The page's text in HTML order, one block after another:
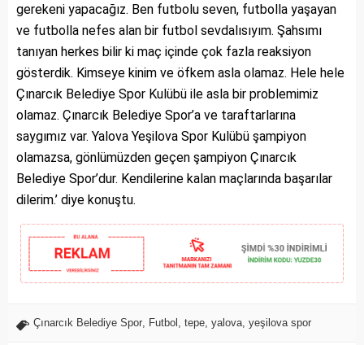
gerekeni yapacağız. Ben futbolu seven, futbolla yaşayan
ve futbolla nefes alan bir futbol sevdalısıyım. Şahsımı
tanıyan herkes bilir ki maç içinde çok fazla reaksiyon
gösterdik. Kimseye kinim ve öfkem asla olamaz. Hele hele
Çınarcık Belediye Spor Kulübü ile asla bir problemimiz
olamaz. Çınarcık Belediye Spor’a ve taraftarlarına
saygımız var. Yalova Yeşilova Spor Kulübü şampiyon
olamazsa, gönlümüzden geçen şampiyon Çınarcık
Belediye Spor’dur. Kendilerine kalan maçlarında başarılar
dilerim.’ diye konuştu.
Çınarcık Belediye Spor Futbol tepe yalova yeşilova spor